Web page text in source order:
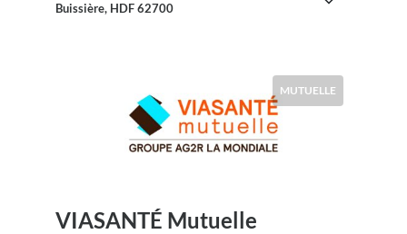
Buissière, HDF 62700
MUTUELLE
VIASANTÉ Mutuelle